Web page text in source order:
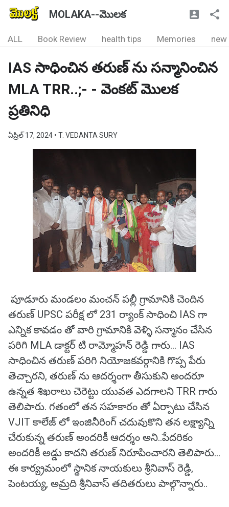
MOLAKA--మొలక
ALL Book Review health tips Memories new
IAS సాధించిన తరుణ్ ను సన్మానించిన
MLA TRR..;- - వెంకట్ మొలక
ప్రతినిధి
ఏప్రిల్ 17, 2024 • T. VEDANTA SURY
పూడూరు మండలం మంచన్ పల్లీ గ్రామానికి చెందిన
తరుణ్ UPSC పరీక్ష లో 231 ర్యాంక్ సాధించి IAS గా
ఎన్నిక కావడం తో వారి గ్రామానికి వెళ్ళి సన్మానం చేసిన
పరిగి MLA డాక్టర్ టి రామ్మోహన్ రెడ్డి గారు... IAS
సాధించిన తరుణ్ పరిగి నియోజకవర్గానికి గొప్ప పేరు
తెచ్చారని, తరుణ్ ను ఆదర్శంగా తీసుకుని అందరూ
ఉన్నత శిఖరాలు చెరెట్టు యువత ఎదగాలని TRR గారు
తెలిపారు. గతంలో తన సహకారం తో ఏర్పాటు చేసిన
VJIT కాలేజ్ లో ఇంజినీరింగ్ చదువుకొని తన లక్ష్యాన్ని
చేరుకున్న తరుణ్ అందరికీ ఆదర్శం అని..పేదరికం
అందరికీ అడ్డు కాదని తరుణ్ నిరూపించారని తెలిపారు...
ఈ కార్య్రమంలో స్థానిక నాయకులు శ్రీనివాస్ రెడ్డి,
పెంటయ్య, అమ్రది శ్రీనివాస్ తదితరులు పాల్గొన్నారు..